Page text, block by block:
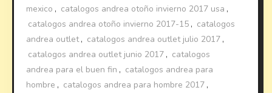
mexico , catalogos andrea otoño invierno 2017 usa ,
catalogos andrea otoño invierno 2017-15 , catalogos
andrea outlet, catalogos andrea outlet julio 2017 ,
catalogos andrea outlet junio 2017 , catalogos
andrea para el buen fin , catalogos andrea para
hombre , catalogos andrea para hombre 2017 ,